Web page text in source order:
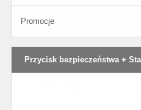
Promocje
Przycisk bezpieczeństwa +